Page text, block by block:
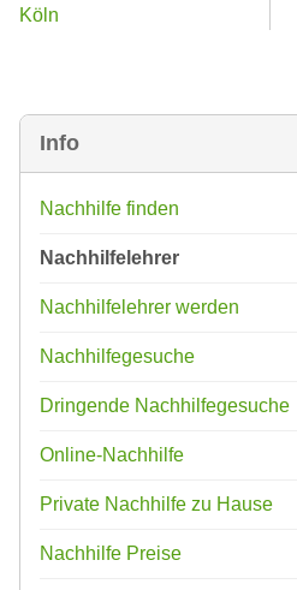
Info
Nachhilfe finden
Nachhilfelehrer
Nachhilfelehrer werden
Nachhilfegesuche
Dringende Nachhilfegesuche
Online-Nachhilfe
Private Nachhilfe zu Hause
Nachhilfe Preise
Köln